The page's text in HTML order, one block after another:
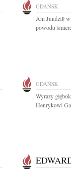
GDAŃSK
Ani Jundziłł
powodu
GDAŃSK
Wyrazy
Henrykowi